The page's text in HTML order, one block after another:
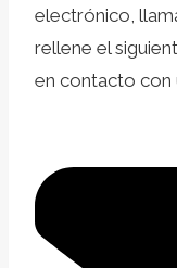
electrónico,
rellene el
en contacto con